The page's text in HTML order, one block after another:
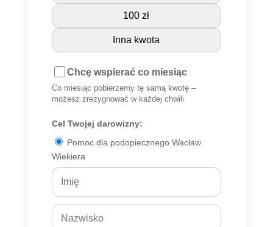
100 zł
Inna kwota
Chcę wspierać co miesiąc
Co miesiąc pobierzemy tę samą kwotę –
możesz zrezygnować w każdej chwili
Cel Twojej darowizny:
Pomoc dla podopiecznego Wacław
Wiekiera